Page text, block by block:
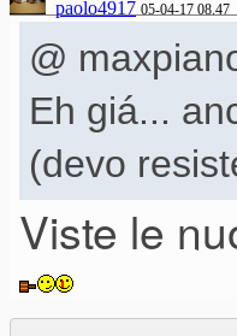
paolo4917 05-04-17 08.47
@
Eh giá...
(devo
Viste le